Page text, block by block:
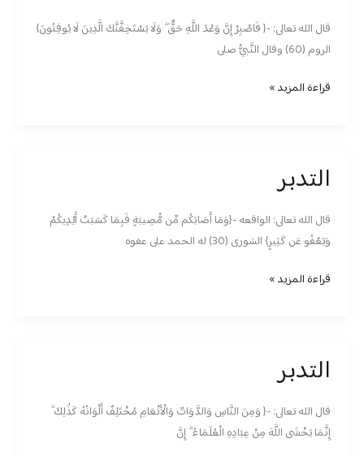
قال الله تعالى: -{ فَاصْبِرْ إِنَّ وَعْدَ اللَّهِ حَقٌّ ۖ وَلَا يَسْتَخِفَّنَّكَ الَّذِينَ لَا يُوقِنُونَ}
الروم (60) وقال النَّبيُّ صلى
قراءة المزيد »
التدبر
قال الله تعالى: الواقعه -{وَمَا أَصَابَكُم مِّن مُّصِيبَةٍ فَبِمَا كَسَبَتْ أَيْدِيكُمْ
وَيَعْفُو عَن كَثِيرٍ} الشورى (30) له الحمد على عفوه
التدبر
قراءة المزيد »
التدبر
قال الله تعالى: -{ وَمِنَ النَّاسِ وَالدَّوَابِّ وَالْأَنْعَامِ مُخْتَلِفٌ أَلْوَانُهُ كَذَٰلِكَ ۗ
إِنَّمَا يَخْشَى اللَّهَ مِنْ عِبَادِهِ الْعُلَمَاءُ ۗ إِنَّ
التدبر